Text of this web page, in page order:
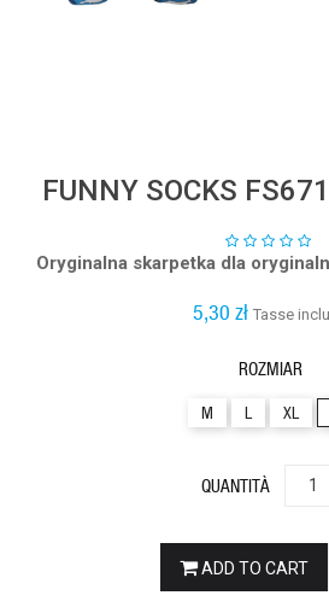
FUNNY SOCKS
Oryginalna skarpetka dla
5,30 zł Tasse
ROZMIAR
M L XL
QUANTITÀ
ADD TO CART